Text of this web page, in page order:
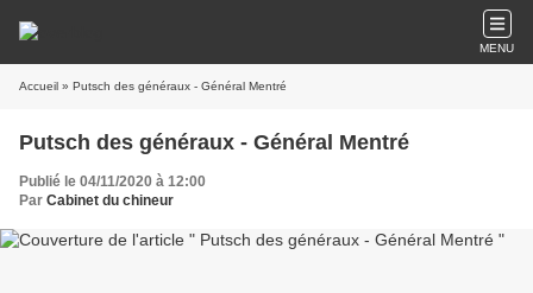
MENU
Accueil » Putsch des généraux - Général Mentré
Putsch des généraux - Général Mentré
Publié le 04/11/2020 à 12:00
Par Cabinet du chineur